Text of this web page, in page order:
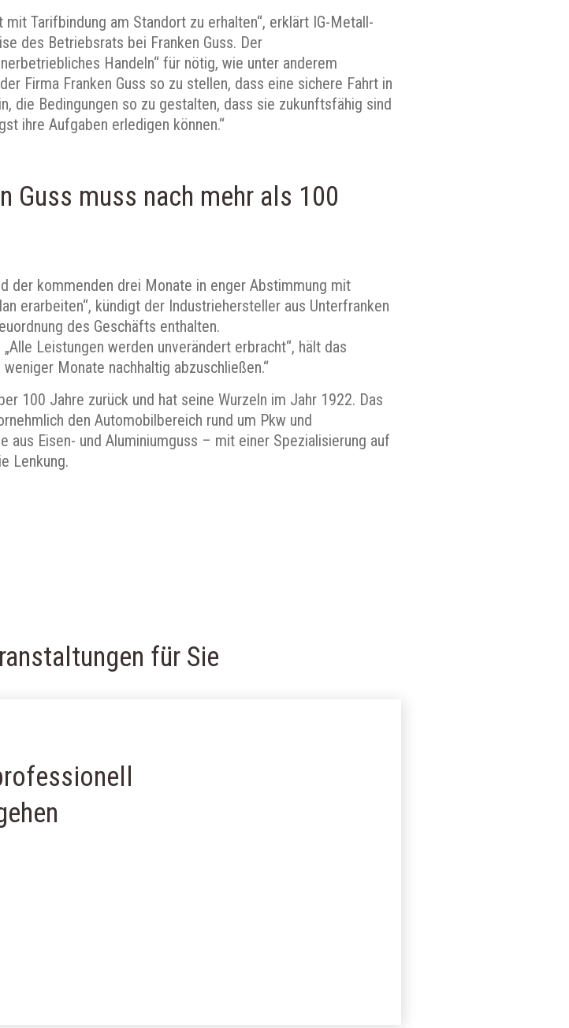
Tarifbindung am Standort zu erhalten“, erklärt IG-Metall-
des Betriebsrats bei Franken Guss. Der
Handeln“ für nötig, wie unter anderem
Firma Franken Guss so zu stellen, dass eine sichere Fahrt in
die Bedingungen so zu gestalten, dass sie zukunftsfähig sind
ihre Aufgaben erledigen können.“
Guss muss nach mehr als 100
der kommenden drei Monate in enger Abstimmung mit
erarbeiten“, kündigt der Industriehersteller aus Unterfranken
des Geschäfts enthalten.
Leistungen werden unverändert erbracht“, hält das
Monate nachhaltig abzuschließen.“
100 Jahre zurück und hat seine Wurzeln im Jahr 1922. Das
den Automobilbereich rund um Pkw und
Eisen- und Aluminiumguss – mit einer Spezialisierung auf
Lenkung.
für Sie